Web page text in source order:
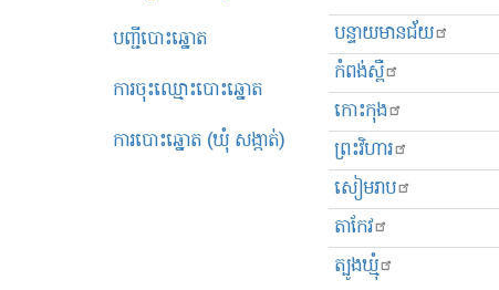
បញ្ជីបោះឆ្នោត
ការចុះឈ្មោះបោះឆ្នោត
ការបោះឆ្នោត (ឃុំ សង្កាត់)
បន្ទាយមានជ័យ
កំពង់ស្ពឺ
កោះកុង
ព្រះ​វិហារ
សៀមរាប
តាកែវ
ត្បូងឃ្មុំ